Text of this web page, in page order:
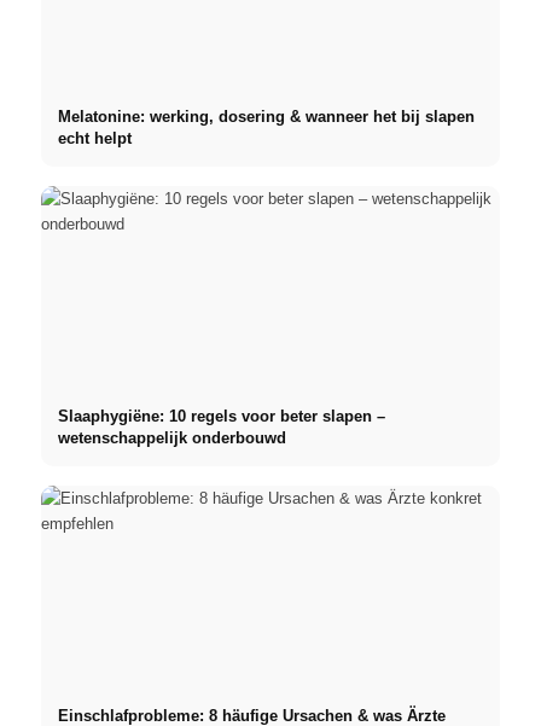
Melatonine: werking, dosering & wanneer het bij slapen
echt helpt
Slaaphygiëne: 10 regels voor beter slapen –
wetenschappelijk onderbouwd
Einschlafprobleme: 8 häufige Ursachen & was Ärzte